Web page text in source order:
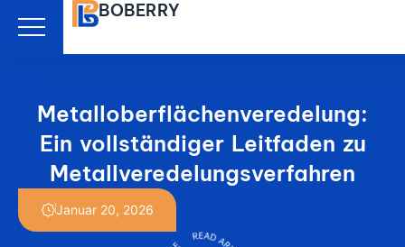
Inhalt
BOBERRY
Metalloberflächenveredelung:
Ein vollständiger Leitfaden zu
Metallveredelungsverfahren
Januar 20, 2026